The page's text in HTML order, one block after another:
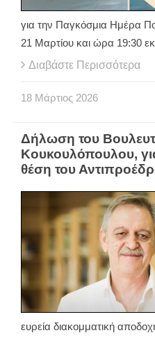
για την Παγκόσμια Ημέρα
21 Μαρτίου και ώρα 19:30
Διαβάστε Περισσότερα
18 Μάρτιος 2026
Δήλωση του
Κουκουλόπουλου,
θέση του
ευρεία διακομματική